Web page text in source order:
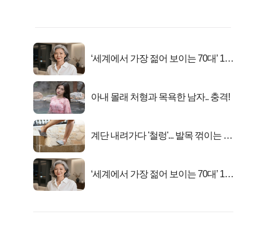
‘세계에서 가장 젊어 보이는 70대’ 1위
아내 몰래 처형과 목욕한 남자.. 충격!
계단 내려가다 '철렁'... 발목 꺾이는 이
‘세계에서 가장 젊어 보이는 70대’ 1위